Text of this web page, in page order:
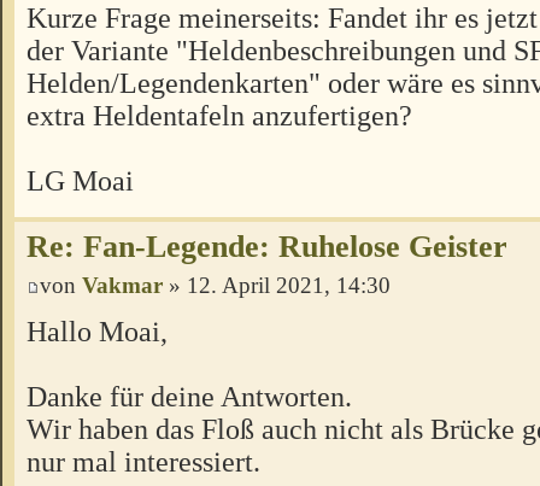
Kurze Frage meinerseits: Fandet ihr es
der Variante "Heldenbeschreibungen und
Helden/Legendenkarten" oder wäre es
extra Heldentafeln anzufertigen?
LG Moai
Re: Fan-Legende: Ruhelose Geister
von Vakmar » 12. April 2021, 14:30
Hallo Moai,
Danke für deine Antworten.
Wir haben das Floß auch nicht als Brücke
nur mal interessiert.